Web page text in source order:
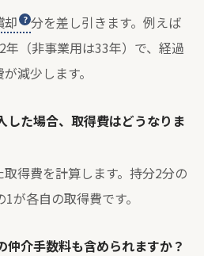
却
分を差し引きます。例えば
（非事業用は33年）で、経過
減少します。
した場合、取得費はどうなりま
得費を計算します。持分2分の
が各自の取得費です。
仲介手数料も含められますか？